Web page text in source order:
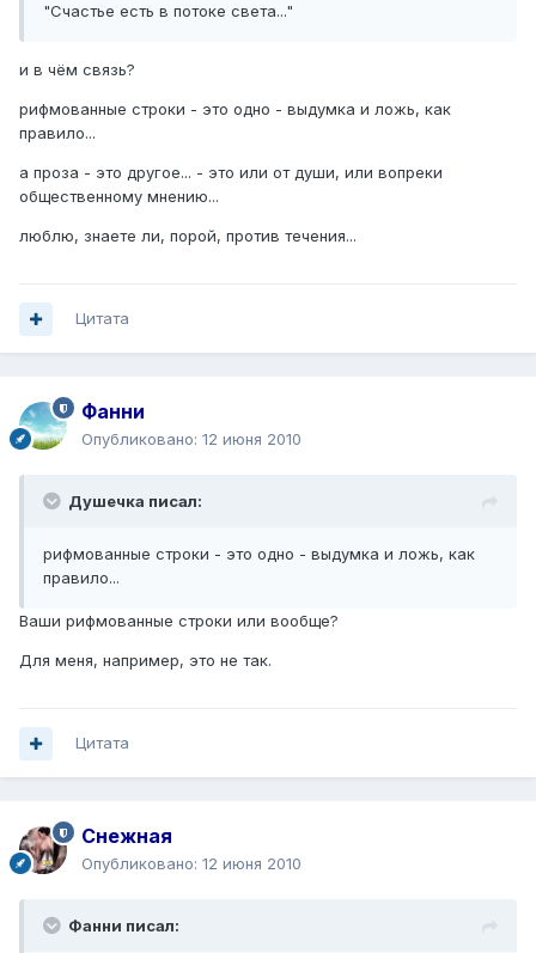
"Счастье есть в потоке света..."
и в чём связь?
рифмованные строки - это одно - выдумка и ложь, как
правило...
а проза - это другое... - это или от души, или вопреки
общественному мнению...
люблю, знаете ли, порой, против течения...
Цитата
Фанни
Опубликовано: 12 июня 2010
Душечка писал:
рифмованные строки - это одно - выдумка и ложь, как
правило...
Ваши рифмованные строки или вообще?
Для меня, например, это не так.
Цитата
Снежная
Опубликовано: 12 июня 2010
Фанни писал: